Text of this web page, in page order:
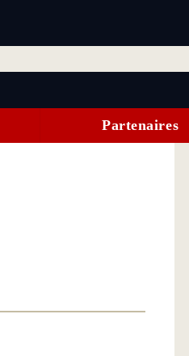
Partenaires